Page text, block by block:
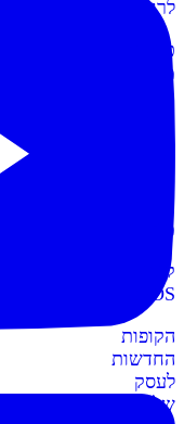
לרווחית
כרטיסי
מועדון
תשלום
קל
עם
כרטיסי
מועדון
קופות
POS
הקופות
החדשות
לעסק
שלכם